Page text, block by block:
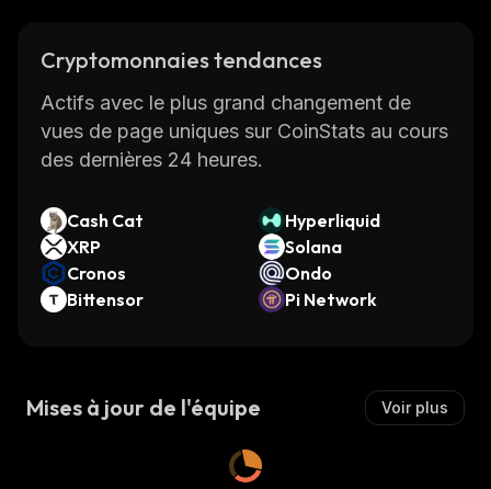
Cryptomonnaies tendances
Actifs avec le plus grand changement de
vues de page uniques sur CoinStats au cours
des dernières 24 heures.
Cash Cat
Hyperliquid
XRP
Solana
Cronos
Ondo
Bittensor
Pi Network
Mises à jour de l'équipe Voir plus